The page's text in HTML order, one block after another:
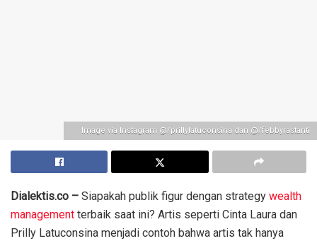
Image via Instagram @/prillylatuconsina dan @/febbyrastanti
Dialektis.co – Siapakah publik figur dengan strategy wealth
management terbaik saat ini? Artis seperti Cinta Laura dan
Prilly Latuconsina menjadi contoh bahwa artis tak hanya